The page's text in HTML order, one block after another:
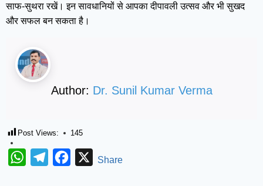
साफ-सुथरा रखें। इन सावधानियों से आपका दीपावली उत्सव और भी सुखद
और सफल बन सकता है।
Author: Dr. Sunil Kumar Verma
Post Views: 145
WhatsAppTelegramFacebook
XShare